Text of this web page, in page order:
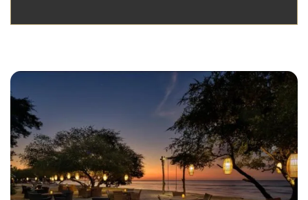
tilgang, hvor dine ønsker mødes med faglig
om du søger autentiske oplevelser, høj
komfort eller en blanding af begge dele.